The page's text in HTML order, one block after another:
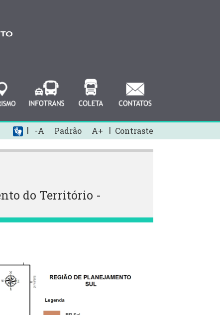
Contraste
| -A Padrão A+ |
do Território -